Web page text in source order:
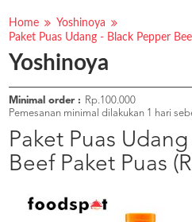
PESAN
COMPANY
MEREKA
KATALOG
LOYALTY
PROGRAM
Home
Yoshinoya
Paket Puas Udang - Black Pepper
Yoshinoya
Minimal order :
Rp.100.000
Pemesanan minimal dilakukan 1 hari
Paket Puas
Beef Paket Puas